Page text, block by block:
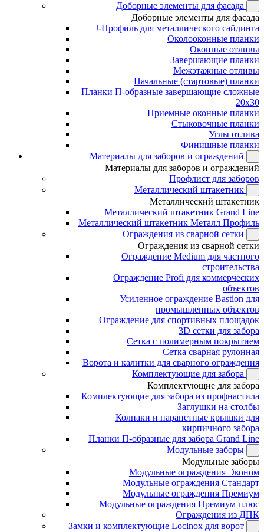
Доборные элементы для фасада
Доборные элементы для фасада
J-Профиль для металлического сайдинга
Околооконные планки
Оконные отливы
Завершающие планки
Межэтажные отливы
Начальные (стартовые) планки
Планки П-образные завершающие сложные
20x30
Приемные оконные планки
Стыковочные планки
Углы отлива
Финишные планки
Материалы для заборов и ограждений
Материалы для заборов и ограждений
Профлист для заборов
Металлический штакетник
Металлический штакетник
Металлический штакетник Grand Line
Металлический штакетник Металл Профиль
Ограждения из сварной сетки
Ограждения из сварной сетки
Ограждение Medium для частного
строительства
Ограждение Profi для коммерческих
объектов
Усиленное ограждение Bastion для
промышленных объектов
Ограждение для спортивных площадок
3D сетки для забора
Сетка с полимерным покрытием
Сетка сварная рулонная
Ворота и калитки для сварного ограждения
Комплектующие для забора
Комплектующие для забора
Комплектующие для забора из профнастила
Заглушки на столбы
Колпаки и парапетные крышки для
кирпичного забора
Планки П-образные для забора Grand Line
Модульные заборы
Модульные заборы
Модульные ограждения Эконом
Модульные ограждения Стандарт
Модульные ограждения Премиум
Модульные ограждения Премиум плюс
Ограждения из ДПК
Замки и комплектующие Locinox для ворот